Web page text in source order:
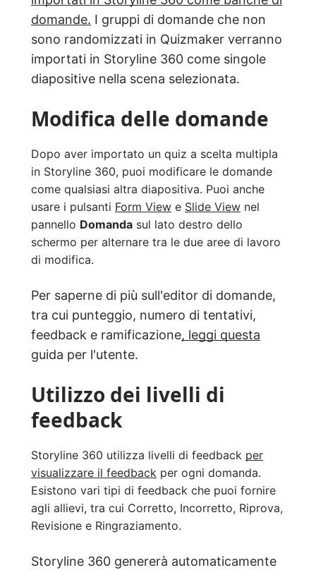
domande. I gruppi di domande che non
sono randomizzati in Quizmaker verranno
importati in Storyline 360 come singole
diapositive nella scena selezionata.
Modifica delle domande
Dopo aver importato un quiz a scelta multipla
in Storyline 360, puoi modificare le domande
come qualsiasi altra diapositiva. Puoi anche
usare i pulsanti Form View e Slide View nel
pannello Domanda sul lato destro dello
schermo per alternare tra le due aree di lavoro
di modifica.
Per saperne di più sull'editor di domande,
tra cui punteggio, numero di tentativi,
feedback e ramificazione, leggi questa
guida per l'utente.
Utilizzo dei livelli di
feedback
Storyline 360 utilizza livelli di feedback per
visualizzare il feedback per ogni domanda.
Esistono vari tipi di feedback che puoi fornire
agli allievi, tra cui Corretto, Incorretto, Riprova,
Revisione e Ringraziamento.
Storyline 360 genererà automaticamente